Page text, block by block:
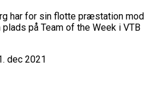
har for sin flotte præstation mod
på Team of the Week i VTB
dec 2021